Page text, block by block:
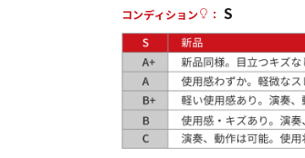
その他楽器
レコーディン
グ機器
コンディション
： S